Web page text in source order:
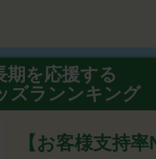
期を応援する
ズランンキング
【お客様支持